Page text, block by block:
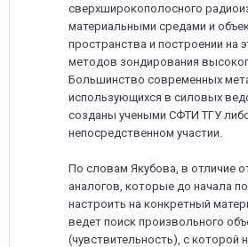
сверхширокополосного
материальными средами и
пространства и построении на
методов зондирования
Большинство современных
использующихся в силовых
созданы учеными СФТИ ТГУ
непосредственном участии.
По словам Якубова, в отличие
аналогов, которые до начала
настроить на конкретный
ведет поиск произвольного
(чувствительность), с которой